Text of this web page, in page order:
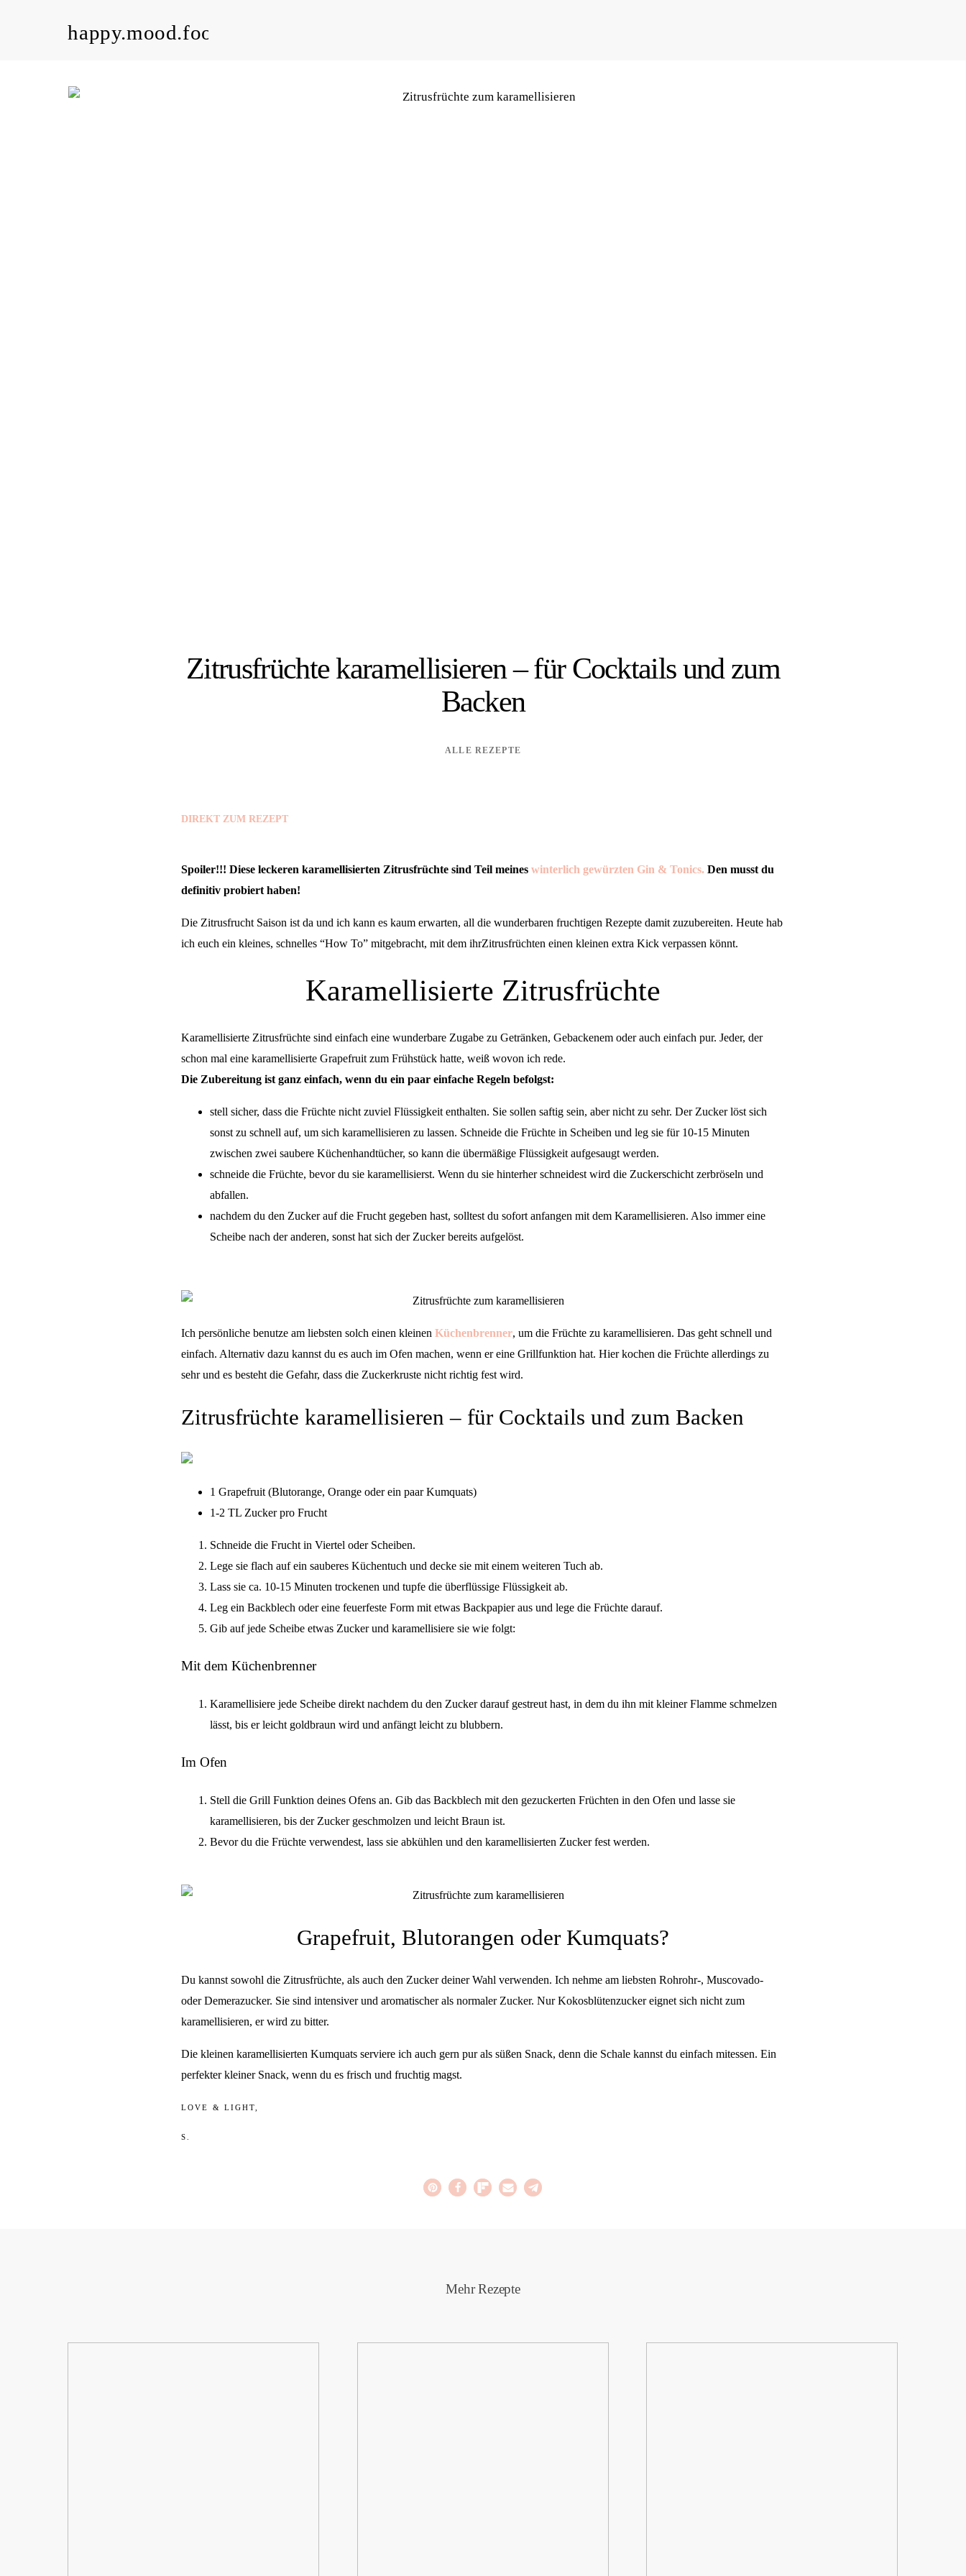
happy.mood.food
Zitrusfrüchte karamellisieren – für Cocktails und zum
Backen
ALLE REZEPTE
DIREKT ZUM REZEPT
Spoiler!!! Diese leckeren karamellisierten Zitrusfrüchte sind Teil meines winterlich gewürzten Gin & Tonics. Den musst du
definitiv probiert haben!
Die Zitrusfrucht Saison ist da und ich kann es kaum erwarten, all die wunderbaren fruchtigen Rezepte damit zuzubereiten. Heute hab
ich euch ein kleines, schnelles “How To” mitgebracht, mit dem ihrZitrusfrüchten einen kleinen extra Kick verpassen könnt.
Karamellisierte Zitrusfrüchte
Karamellisierte Zitrusfrüchte sind einfach eine wunderbare Zugabe zu Getränken, Gebackenem oder auch einfach pur. Jeder, der
schon mal eine karamellisierte Grapefruit zum Frühstück hatte, weiß wovon ich rede.
Die Zubereitung ist ganz einfach, wenn du ein paar einfache Regeln befolgst:
stell sicher, dass die Früchte nicht zuviel Flüssigkeit enthalten. Sie sollen saftig sein, aber nicht zu sehr. Der Zucker löst sich
sonst zu schnell auf, um sich karamellisieren zu lassen. Schneide die Früchte in Scheiben und leg sie für 10-15 Minuten
zwischen zwei saubere Küchenhandtücher, so kann die übermäßige Flüssigkeit aufgesaugt werden.
schneide die Früchte, bevor du sie karamellisierst. Wenn du sie hinterher schneidest wird die Zuckerschicht zerbröseln und
abfallen.
nachdem du den Zucker auf die Frucht gegeben hast, solltest du sofort anfangen mit dem Karamellisieren. Also immer eine
Scheibe nach der anderen, sonst hat sich der Zucker bereits aufgelöst.
Ich persönliche benutze am liebsten solch einen kleinen Küchenbrenner, um die Früchte zu karamellisieren. Das geht schnell und
einfach. Alternativ dazu kannst du es auch im Ofen machen, wenn er eine Grillfunktion hat. Hier kochen die Früchte allerdings zu
sehr und es besteht die Gefahr, dass die Zuckerkruste nicht richtig fest wird.
Zitrusfrüchte karamellisieren – für Cocktails und zum Backen
1 Grapefruit (Blutorange, Orange oder ein paar Kumquats)
1-2 TL Zucker pro Frucht
Schneide die Frucht in Viertel oder Scheiben.
Lege sie flach auf ein sauberes Küchentuch und decke sie mit einem weiteren Tuch ab.
Lass sie ca. 10-15 Minuten trockenen und tupfe die überflüssige Flüssigkeit ab.
Leg ein Backblech oder eine feuerfeste Form mit etwas Backpapier aus und lege die Früchte darauf.
Gib auf jede Scheibe etwas Zucker und karamellisiere sie wie folgt:
Mit dem Küchenbrenner
Karamellisiere jede Scheibe direkt nachdem du den Zucker darauf gestreut hast, in dem du ihn mit kleiner Flamme schmelzen
lässt, bis er leicht goldbraun wird und anfängt leicht zu blubbern.
Im Ofen
Stell die Grill Funktion deines Ofens an. Gib das Backblech mit den gezuckerten Früchten in den Ofen und lasse sie
karamellisieren, bis der Zucker geschmolzen und leicht Braun ist.
Bevor du die Früchte verwendest, lass sie abkühlen und den karamellisierten Zucker fest werden.
Grapefruit, Blutorangen oder Kumquats?
Du kannst sowohl die Zitrusfrüchte, als auch den Zucker deiner Wahl verwenden. Ich nehme am liebsten Rohrohr-, Muscovado-
oder Demerazucker. Sie sind intensiver und aromatischer als normaler Zucker. Nur Kokosblütenzucker eignet sich nicht zum
karamellisieren, er wird zu bitter.
Die kleinen karamellisierten Kumquats serviere ich auch gern pur als süßen Snack, denn die Schale kannst du einfach mitessen. Ein
perfekter kleiner Snack, wenn du es frisch und fruchtig magst.
LOVE & LIGHT,
S.
Mehr Rezepte